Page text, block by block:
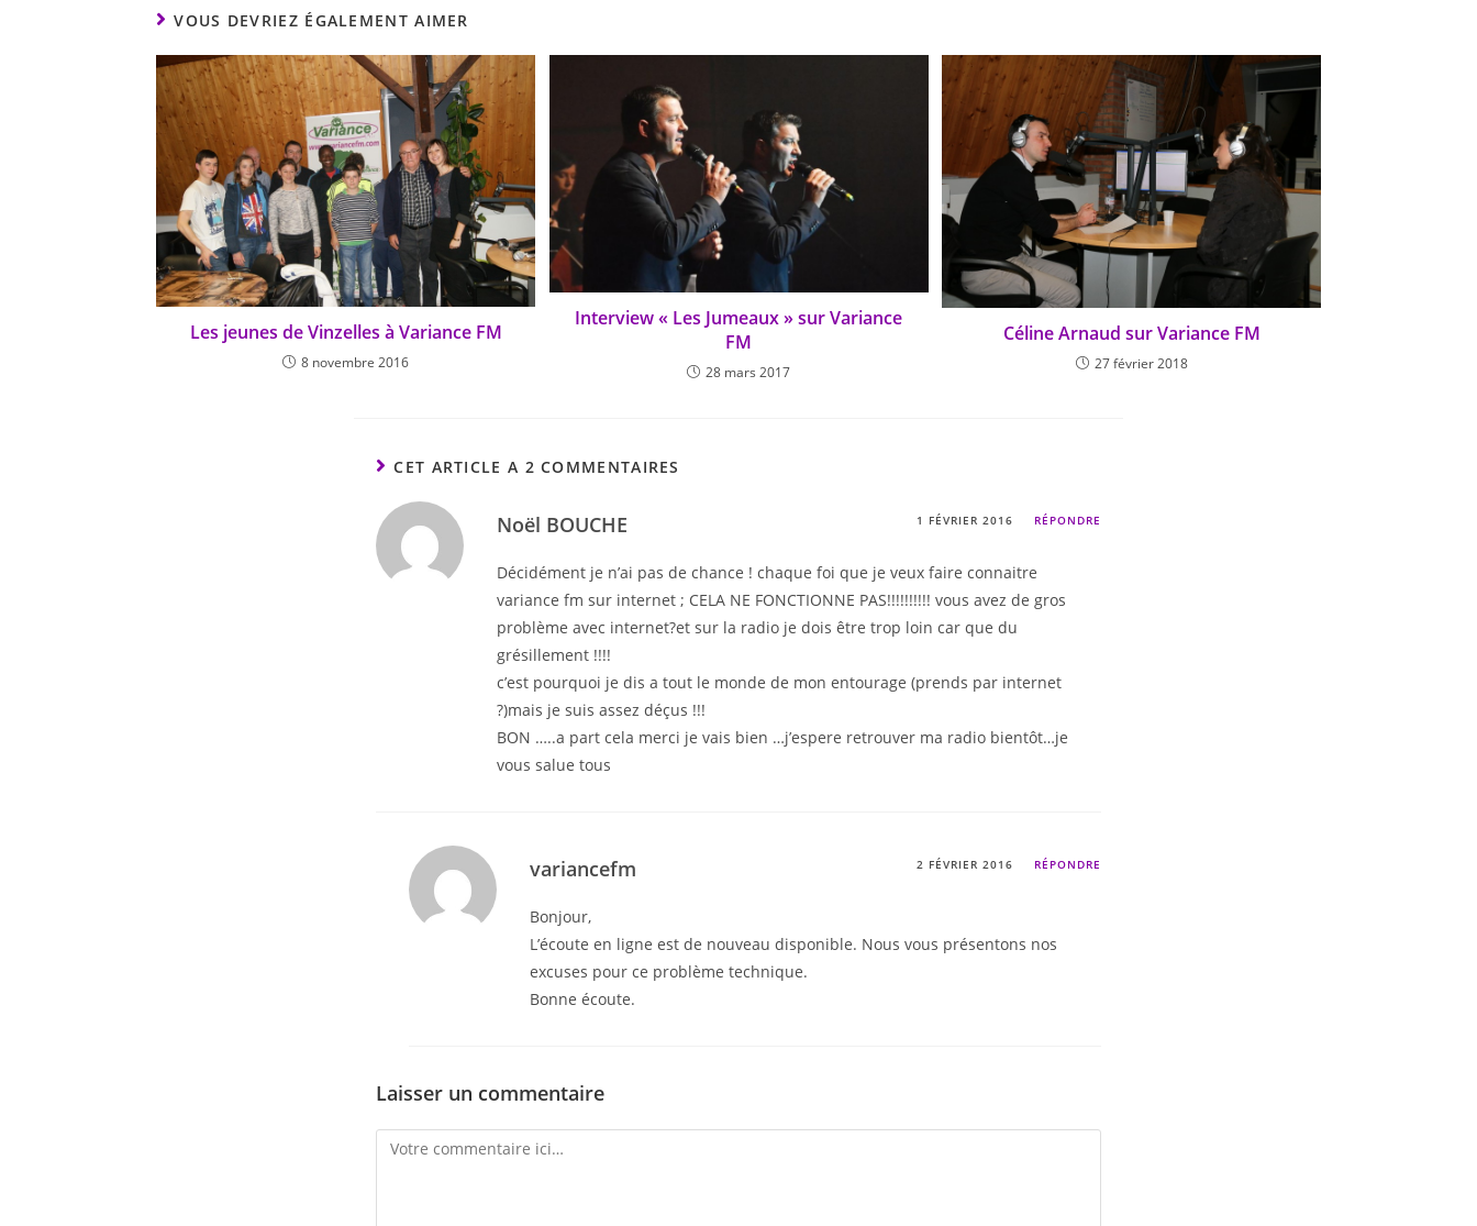
VOUS DEVRIEZ ÉGALEMENT AIMER
Les jeunes de Vinzelles à Variance FM
8 novembre 2016
Interview « Les Jumeaux » sur Variance
FM
28 mars 2017
Céline Arnaud sur Variance FM
27 février 2018
CET ARTICLE A 2 COMMENTAIRES
Noël BOUCHE 1 FÉVRIER 2016 RÉPONDRE
Décidément je n’ai pas de chance ! chaque foi que je veux faire connaitre
variance fm sur internet ; CELA NE FONCTIONNE PAS!!!!!!!!!! vous avez de gros
problème avec internet?et sur la radio je dois être trop loin car que du
grésillement !!!!
c’est pourquoi je dis a tout le monde de mon entourage (prends par internet
?)mais je suis assez déçus !!!
BON …..a part cela merci je vais bien …j’espere retrouver ma radio bientôt…je
vous salue tous
variancefm 2 FÉVRIER 2016 RÉPONDRE
Bonjour,
L’écoute en ligne est de nouveau disponible. Nous vous présentons nos
excuses pour ce problème technique.
Bonne écoute.
Laisser un commentaire